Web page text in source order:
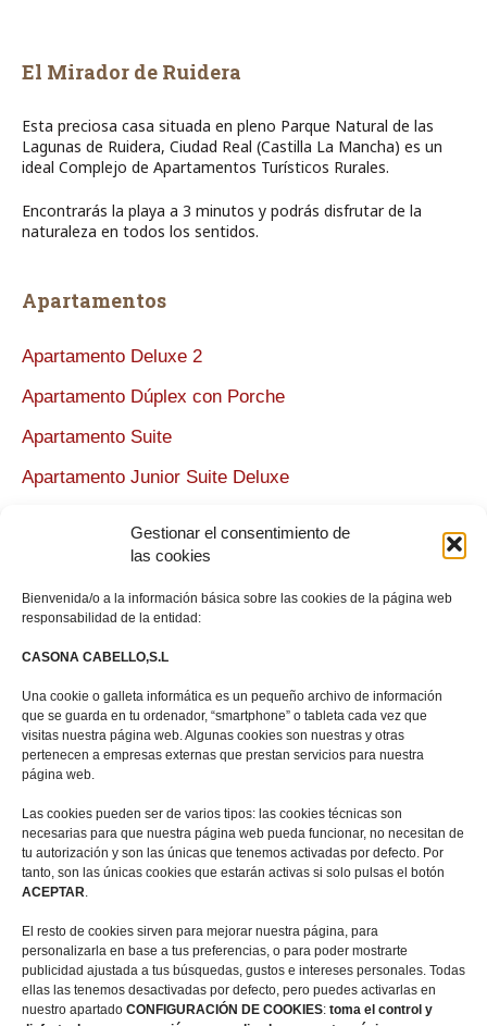
Gestionar el consentimiento de
las cookies
Bienvenida/o a la información básica sobre las cookies de la página web
responsabilidad de la entidad:
CASONA CABELLO,S.L
Una cookie o galleta informática es un pequeño archivo de información
que se guarda en tu ordenador, “smartphone” o tableta cada vez que
visitas nuestra página web. Algunas cookies son nuestras y otras
pertenecen a empresas externas que prestan servicios para nuestra
página web.
Las cookies pueden ser de varios tipos: las cookies técnicas son
necesarias para que nuestra página web pueda funcionar, no necesitan de
tu autorización y son las únicas que tenemos activadas por defecto. Por
tanto, son las únicas cookies que estarán activas si solo pulsas el botón
ACEPTAR.
El resto de cookies sirven para mejorar nuestra página, para
personalizarla en base a tus preferencias, o para poder mostrarte
publicidad ajustada a tus búsquedas, gustos e intereses personales. Todas
ellas las tenemos desactivadas por defecto, pero puedes activarlas en
nuestro apartado CONFIGURACIÓN DE COOKIES: toma el control y
El Mirador de Ruidera
Esta preciosa casa situada en pleno Parque Natural de las
Lagunas de Ruidera, Ciudad Real (Castilla La Mancha) es un
ideal Complejo de Apartamentos Turísticos Rurales.
Encontrarás la playa a 3 minutos y podrás disfrutar de la
naturaleza en todos los sentidos.
Apartamentos
Apartamento Deluxe 2
Apartamento Dúplex con Porche
Apartamento Suite
Apartamento Junior Suite Deluxe
La Casa
Entorno
Calle Encina Nº 10, (13249) Ruidera, Ciudad Real
+ 34 722567270
+ 34 655948356
casaruralmiradorderuidera@gmail.com